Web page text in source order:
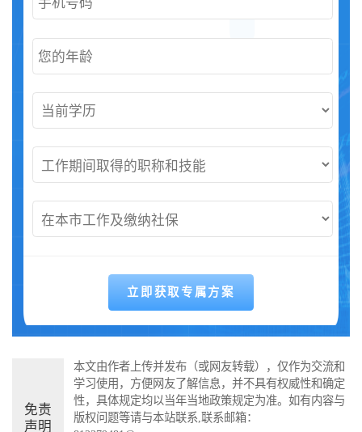
免责
声明
本文由作者上传并发布（或网友转载），仅作为交流和
学习使用，方便网友了解信息，并不具有权威性和确定
性，具体规定均以当年当地政策规定为准。如有内容与
版权问题等请与本站联系,联系邮箱：